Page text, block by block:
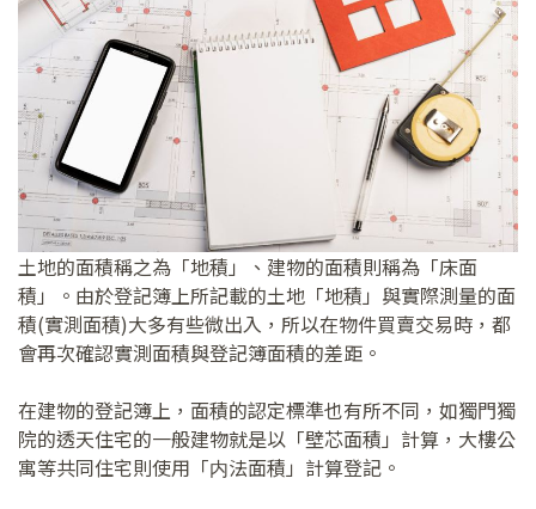
土地的面積稱之為「地積」、建物的面積則稱為「床面
積」。由於登記簿上所記載的土地「地積」與實際測量的面
積(實測面積)大多有些微出入，所以在物件買賣交易時，都
會再次確認實測面積與登記簿面積的差距。
在建物的登記簿上，面積的認定標準也有所不同，如獨門獨
院的透天住宅的一般建物就是以「壁芯面積」計算，大樓公
寓等共同住宅則使用「内法面積」計算登記。